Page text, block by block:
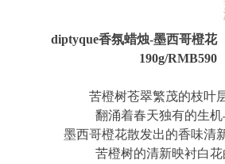
diptyque香氛蜡烛-墨西哥橙花
190g/RMB590
苦橙树苍翠繁茂的枝叶
翻涌着春天独有的生
墨西哥橙花散发出的香味清
苦橙树的清新映衬白